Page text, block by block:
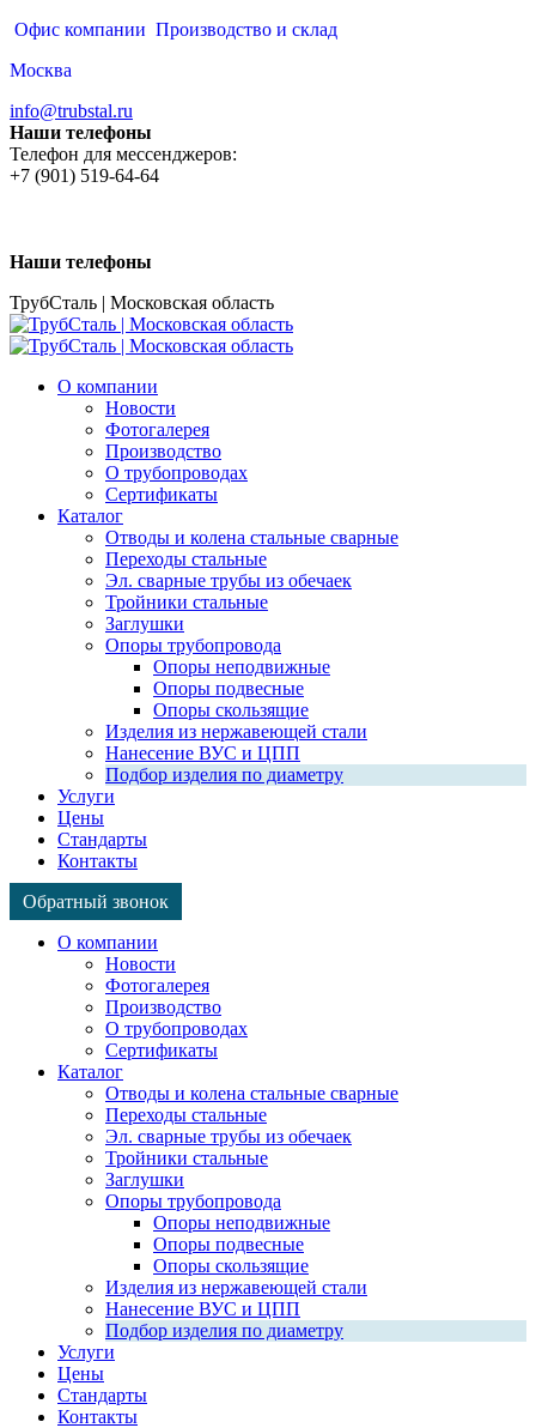
Перейти
содержанию
Офис компании Производство и склад
Москва
info@trubstal.ru
Наши телефоны
Телефон для мессенджеров:
+7 (901) 519-64-64
Наши телефоны
ТрубСталь | Московская область
О компании
Новости
Фотогалерея
Производство
О трубопроводах
Сертификаты
Каталог
Отводы и колена стальные сварные
Переходы стальные
Эл. сварные трубы из обечаек
Тройники стальные
Заглушки
Опоры трубопровода
Опоры неподвижные
Опоры подвесные
Опоры скользящие
Изделия из нержавеющей стали
Нанесение ВУС и ЦПП
Подбор изделия по диаметру
Услуги
Цены
Стандарты
Контакты
Обратный звонок
Страница
WhatsApp
открывается
Страница
открывается
Страница
открывается
О компании
Новости
Фотогалерея
Производство
О трубопроводах
Сертификаты
Каталог
Отводы и колена стальные сварные
Переходы стальные
Эл. сварные трубы из обечаек
Тройники стальные
Заглушки
Опоры трубопровода
Опоры неподвижные
Опоры подвесные
Опоры скользящие
Изделия из нержавеющей стали
Нанесение ВУС и ЦПП
Подбор изделия по диаметру
Услуги
Цены
Стандарты
Контакты